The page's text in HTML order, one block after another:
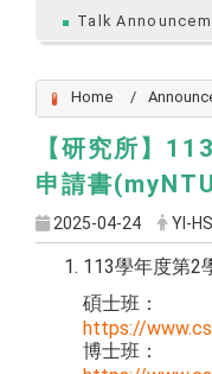
Talk
Home
【研究所】
申請書
2025-04-24 YI-
113學年度第2
碩士班：
https://
博士班：